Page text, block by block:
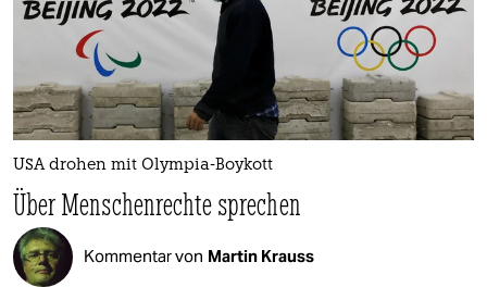
USA drohen mit Olympia-Boykott
Über Menschenrechte sprechen
Kommentar von Martin Krauss